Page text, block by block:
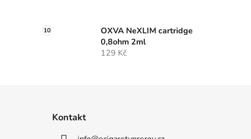
OXVA NeXLIM cartridge
0,8ohm 2ml
129 Kč
Kontakt